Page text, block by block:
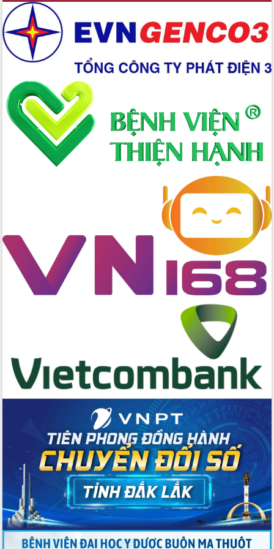
Xây dựng nền hành chính số đồng
hành cùng nông dân dân, doanh nghiệp
Giai đoạn 2026-2030, Đắk Lắk phấn
đấu có 77% xã đạt chuẩn nông thôn
Chuyển đổi số 'mở đường' cho nông
nghiệp Đắk Lắk tăng trưởng bứt phá
Triển khai đồng bộ đo đạc, lập hồ sơ
địa chính, hoàn thiện cơ sở dữ liệu đất
đai
Ứng dụng sinh trắc học - Bước tiến
trong hành trình chuyển đổi số tại Đắk
bền vững
Tập huấn nâng cao năng lực triển khai
chuyển đổi số cho cán bộ, công chức
cấp xã
Đắk Lắk phát động hưởng ứng Ngày
hai con số trong năm 2026
Tổ chức trang trọng Lễ hội Đền thờ
Lương Văn Chánh năm 2026
Huy giữ chức Bí thư Đảng ủy Ủy Ban
Nhân dân tỉnh
Bệnh án điện tử thúc đẩy chuyển đổi
số y tế tại Đắk Lắk
Chuyển đổi số thư viện: Mở rộng
không gian tri thức trong thời đại số
Đánh giá, rút kinh nghiệm công tác tổ
chức diễn tập trước ngày bầu cử
Chương trình “Gặp gỡ hữu nghị –
Friendship Meeting New Year 2026”